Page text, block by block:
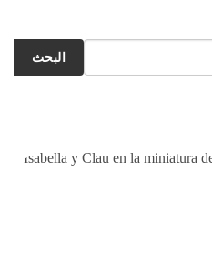
البحث